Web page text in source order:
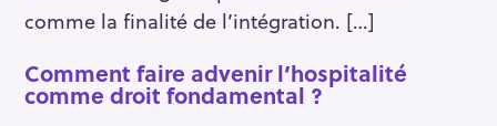
comme la finalité de l’intégration. […]
Comment faire advenir l’hospitalité
comme droit fondamental ?